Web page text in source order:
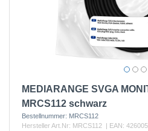
MEDIARANGE SVGA
MRCS112 schwarz
Bestellnummer: MRCS112
Hersteller Art.Nr: MRCS112 | EAN: